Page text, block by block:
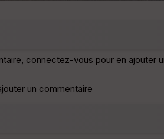
connectez-vous pour en ajouter
un commentaire